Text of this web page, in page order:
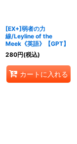
[EX+]弱者の力
線/Leyline of the
Meek《英語》【GPT】
280円(税込)
カートに入れる